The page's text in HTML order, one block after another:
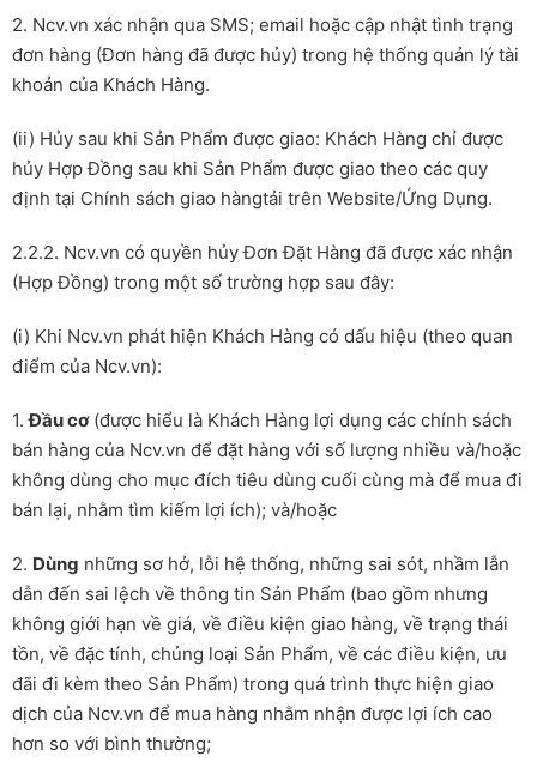
2. Ncv.vn xác nhận qua SMS; email hoặc cập nhật tình trạng
đơn hàng (Đơn hàng đã được hủy) trong hệ thống quản lý tài
khoản của Khách Hàng.
(ii) Hủy sau khi Sản Phẩm được giao: Khách Hàng chỉ được
hủy Hợp Đồng sau khi Sản Phẩm được giao theo các quy
định tại Chính sách giao hàngtải trên Website/Ứng Dụng.
2.2.2. Ncv.vn có quyền hủy Đơn Đặt Hàng đã được xác nhận
(Hợp Đồng) trong một số trường hợp sau đây:
(i) Khi Ncv.vn phát hiện Khách Hàng có dấu hiệu (theo quan
điểm của Ncv.vn):
1.Đầu cơ(được hiểu là Khách Hàng lợi dụng các chính sách
bán hàng của Ncv.vn để đặt hàng với số lượng nhiều và/hoặc
không dùng cho mục đích tiêu dùng cuối cùng mà để mua đi
bán lại, nhằm tìm kiếm lợi ích); và/hoặc
2. Dùng những sơ hở, lỗi hệ thống, những sai sót, nhầm lẫn
dẫn đến sai lệch về thông tin Sản Phẩm (bao gồm nhưng
không giới hạn về giá, về điều kiện giao hàng, về trạng thái
tồn, về đặc tính, chủng loại Sản Phẩm, về các điều kiện, ưu
đãi đi kèm theo Sản Phẩm) trong quá trình thực hiện giao
dịch của Ncv.vn để mua hàng nhằm nhận được lợi ích cao
hơn so với bình thường;